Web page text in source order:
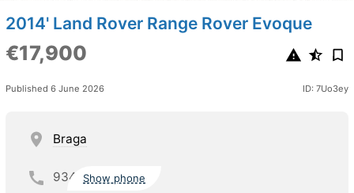
2014' Land Rover Range Rover Evoque
€17,900
Published 6 June 2026 ID: 7Uo3ey
Braga
934 Show phone